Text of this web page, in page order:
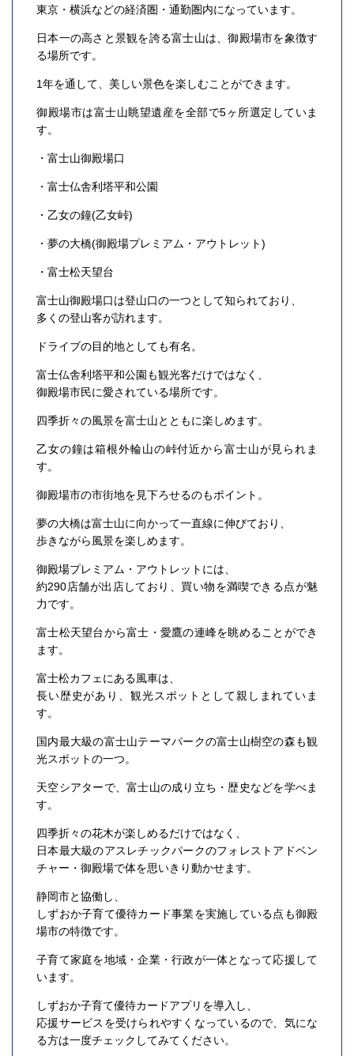
東京・横浜などの経済圏・通勤圏内になっています。
日本一の高さと景観を誇る富士山は、御殿場市を象徴す
る場所です。
1年を通して、美しい景色を楽しむことができます。
御殿場市は富士山眺望遺産を全部で5ヶ所選定していま
す。
・富士山御殿場口
・富士仏舎利塔平和公園
・乙女の鐘(乙女峠)
・夢の大橋(御殿場プレミアム・アウトレット)
・富士松天望台
富士山御殿場口は登山口の一つとして知られており、
多くの登山客が訪れます。
ドライブの目的地としても有名。
富士仏舎利塔平和公園も観光客だけではなく、
御殿場市民に愛されている場所です。
四季折々の風景を富士山とともに楽しめます。
乙女の鐘は箱根外輪山の峠付近から富士山が見られま
す。
御殿場市の市街地を見下ろせるのもポイント。
夢の大橋は富士山に向かって一直線に伸びており、
歩きながら風景を楽しめます。
御殿場プレミアム・アウトレットには、
約290店舗が出店しており、買い物を満喫できる点が魅
力です。
富士松天望台から富士・愛鷹の連峰を眺めることができ
ます。
富士松カフェにある風車は、
長い歴史があり、観光スポットとして親しまれていま
す。
国内最大級の富士山テーマパークの富士山樹空の森も観
光スポットの一つ。
天空シアターで、富士山の成り立ち・歴史などを学べま
す。
四季折々の花木が楽しめるだけではなく、
日本最大級のアスレチックパークのフォレストアドベン
チャー・御殿場で体を思いきり動かせます。
静岡市と協働し、
しずおか子育て優待カード事業を実施している点も御殿
場市の特徴です。
子育て家庭を地域・企業・行政が一体となって応援して
います。
しずおか子育て優待カードアプリを導入し、
応援サービスを受けられやすくなっているので、気にな
る方は一度チェックしてみてください。